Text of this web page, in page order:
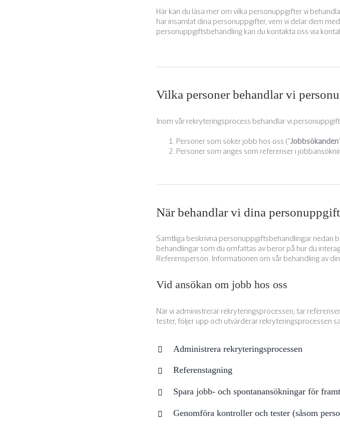
Här kan du läsa mer om vilka personuppgifter vi
har insamlat dina personuppgifter, vem vi delar dem
personuppgiftsbehandling kan du kontakta oss via
Vilka personer behandlar vi
Inom vår rekryteringsprocess behandlar vi
Personer som söker jobb hos oss (”Jobbsökanden
Personer som anges som referenser i
När behandlar vi dina
Samtliga beskrivna personuppgiftsbehandlingar nedan
behandlingar som du omfattas av beror på hur du
Referensperson. Informationen om vår behandling av
Vid ansökan om jobb hos oss
När vi administrerar rekryteringsprocessen, tar
tester, följer upp och utvärderar rekryteringsprocessen
Administrera rekryteringsprocessen
Referenstagning
Spara jobb- och spontanansökningar för
Genomföra kontroller och tester (såsom